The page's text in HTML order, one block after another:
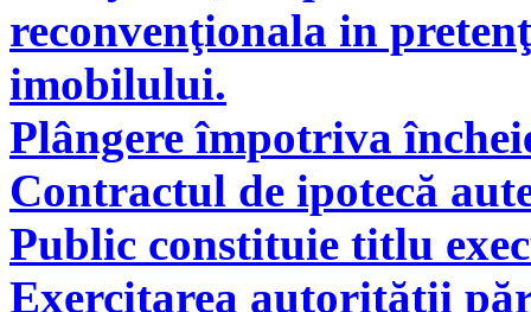
reconvenţionala in
imobilului.
Plângere împotriva
Contractul de ipotecă
Public constituie titlu
Exercitarea autorităţii